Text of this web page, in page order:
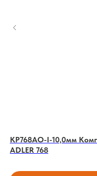
KP768AO-I-10,0мм
ADLER 768